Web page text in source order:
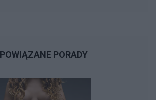
POWIĄZANE PORADY